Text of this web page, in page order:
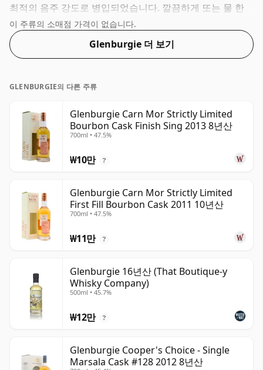
최적의 음주 강도로 병입되었습니다. 깔끔하게 또는 물 한
방울과 함께 즐겨보세요.
이 주류의 소매점 가격이 없습니다.
Glenburgie 더 보기
GLENBURGIE의 다른 주류
Glenburgie Carn Mor Strictly Limited
Bourbon Cask Finish Sing 2013 8년산
700ml • 47.5%
₩10만 ?
Glenburgie Carn Mor Strictly Limited
First Fill Bourbon Cask 2011 10년산
700ml • 47.5%
₩11만 ?
Glenburgie 16년산 (That Boutique-y
Whisky Company)
500ml • 45.7%
₩12만 ?
Glenburgie Cooper's Choice - Single
Marsala Cask #128 2012 8년산